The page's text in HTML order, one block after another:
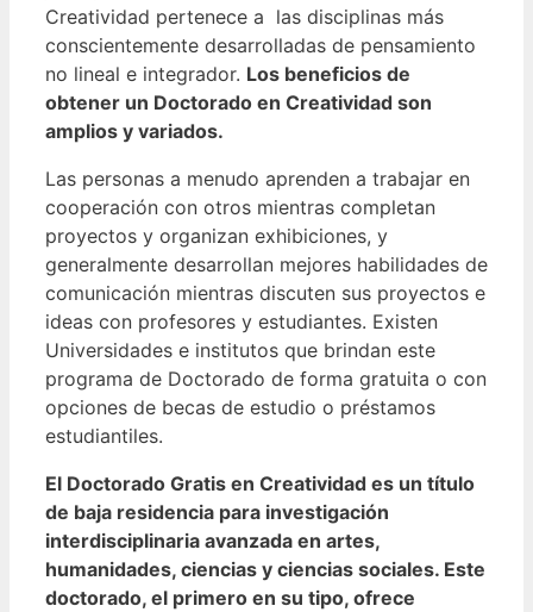
Creatividad pertenece a las disciplinas más
conscientemente desarrolladas de pensamiento
no lineal e integrador. Los beneficios de
obtener un Doctorado en Creatividad son
amplios y variados.
Las personas a menudo aprenden a trabajar en
cooperación con otros mientras completan
proyectos y organizan exhibiciones, y
generalmente desarrollan mejores habilidades de
comunicación mientras discuten sus proyectos e
ideas con profesores y estudiantes. Existen
Universidades e institutos que brindan este
programa de Doctorado de forma gratuita o con
opciones de becas de estudio o préstamos
estudiantiles.
El Doctorado Gratis en Creatividad es un título
de baja residencia para investigación
interdisciplinaria avanzada en artes,
humanidades, ciencias y ciencias sociales. Este
doctorado, el primero en su tipo, ofrece